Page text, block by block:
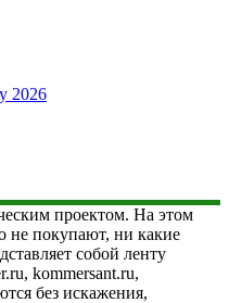
2026
проектом. На этом
не покупают, ни какие
собой ленту
kommersant.ru,
без искажения,